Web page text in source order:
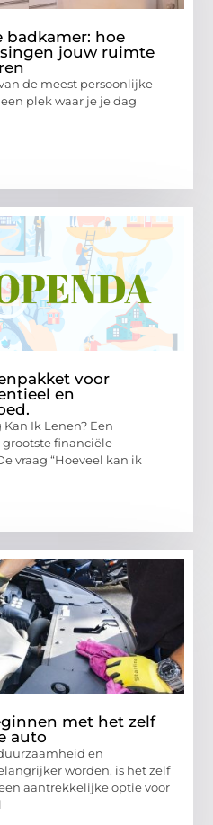
badkamer: hoe
jouw ruimte
de meest persoonlijke
plek waar je je dag
voor
en
Ik Lenen? Een
financiële
vraag “Hoeveel kan ik
met het zelf
auto
en
worden, is het zelf
aantrekkelijke optie voor